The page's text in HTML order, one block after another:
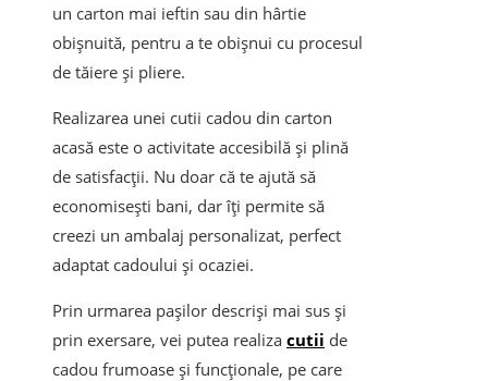
un carton mai ieftin sau din hârtie
obișnuită, pentru a te obișnui cu procesul
de tăiere și pliere.
Realizarea unei cutii cadou din carton
acasă este o activitate accesibilă și plină
de satisfacții. Nu doar că te ajută să
economisești bani, dar îți permite să
creezi un ambalaj personalizat, perfect
adaptat cadoului și ocaziei.
Prin urmarea pașilor descriși mai sus și
prin exersare, vei putea realiza cutii de
cadou frumoase și funcționale, pe care